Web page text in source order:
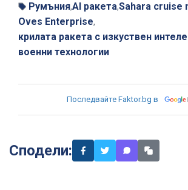
Румъния,AI ракета,Sahara cruise
Oves Enterprise,
крилата ракета с изкуствен
военни технологии
Последвайте Faktor.bg в
Сподели: